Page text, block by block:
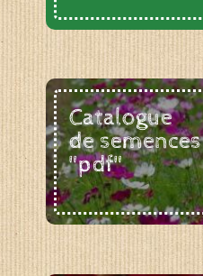
Catalogue
de semences
"pdf"